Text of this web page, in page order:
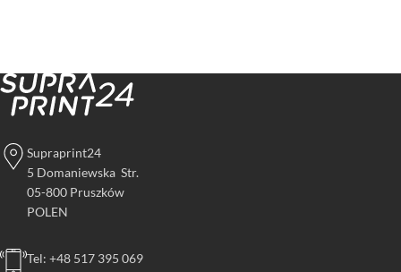
Supraprint24
5 Domaniewska Str.
05-800 Pruszków
POLEN
Tel: +48 517 395 069